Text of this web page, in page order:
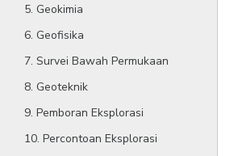
5. Geokimia
6. Geofisika
7. Survei Bawah Permukaan
8. Geoteknik
9. Pemboran Eksplorasi
10. Percontoan Eksplorasi